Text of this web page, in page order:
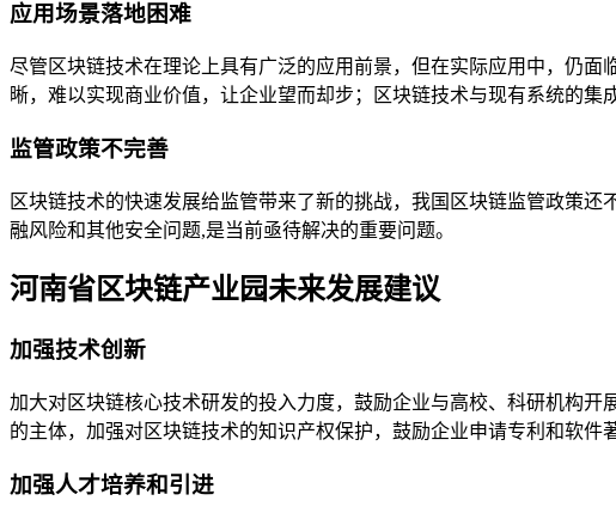
应用场景落地困难
尽管区块链技术在理论上具有广泛的应用前景，但在实际应用中，仍
晰，难以实现商业价值，让企业望而却步；区块链技术与现有系统的
监管政策不完善
区块链技术的快速发展给监管带来了新的挑战，我国区块链监管政策
融风险和其他安全问题,是当前亟待解决的重要问题。
河南省区块链产业园未来发展建议
加强技术创新
加大对区块链核心技术研发的投入力度，鼓励企业与高校、科研机构
的主体，加强对区块链技术的知识产权保护，鼓励企业申请专利和软件
加强人才培养和引进